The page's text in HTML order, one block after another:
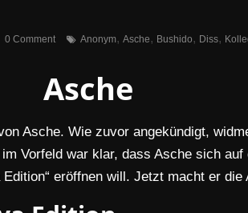
0 Comment Anonym, Asche, Bushido, Diss,
Asche
Asche. Wie zuvor angekündigt,
Vorfeld war klar, dass Asche sich auf
eröffnen will. Jetzt macht er